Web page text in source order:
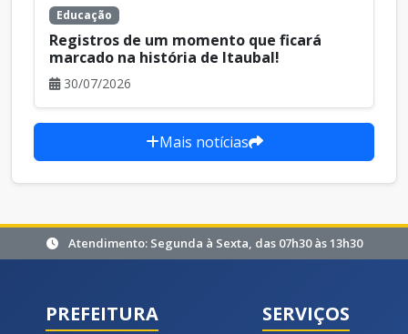
Educação
Registros de um momento que ficará
marcado na história de Itaubal!
30/07/2026
Mais notícias
Atendimento: Segunda à Sexta, das 07h30 às 13h30
PREFEITURA SERVIÇOS